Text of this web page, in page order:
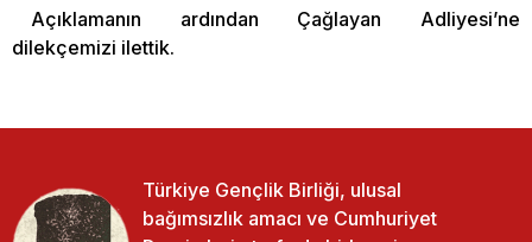
Açıklamanın ardından Çağlayan Adliyesi’ne
dilekçemizi ilettik.
Türkiye Gençlik Birliği, ulusal
bağımsızlık amacı ve Cumhuriyet